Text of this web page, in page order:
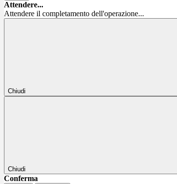
Attendere...
Attendere il completamento dell'operazione...
Chiudi
Chiudi
Conferma